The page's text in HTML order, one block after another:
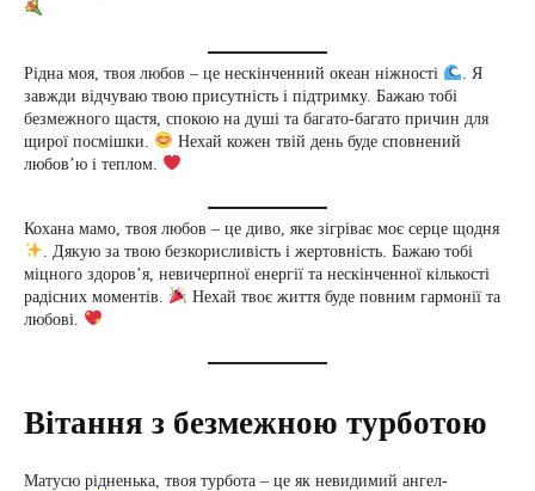
Рідна моя, твоя любов – це нескінченний океан ніжності
. Я
завжди відчуваю твою присутність і підтримку. Бажаю тобі
безмежного щастя, спокою на душі та багато-багато причин для
щирої посмішки.
Нехай кожен твій день буде сповнений
любов’ю і теплом.
Кохана мамо, твоя любов – це диво, яке зігріває моє серце щодня
. Дякую за твою безкорисливість і жертовність. Бажаю тобі
міцного здоров’я, невичерпної енергії та нескінченної кількості
радісних моментів.
Нехай твоє життя буде повним гармонії та
любові.
Вітання з безмежною турботою
Матусю рідненька, твоя турбота – це як невидимий ангел-